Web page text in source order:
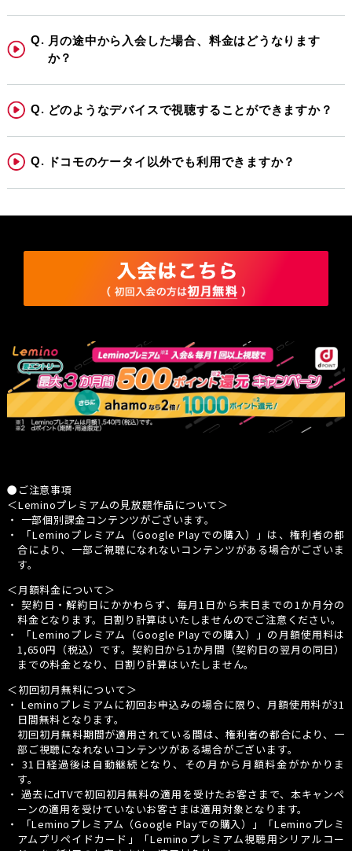
月の途中から入会した場合、料金はどうなります
か？
どのようなデバイスで視聴することができますか？
ドコモのケータイ以外でも利用できますか？
●ご注意事項
＜Leminoプレミアムの見放題作品について＞
・ 一部個別課金コンテンツがございます。
・
「Leminoプレミアム（Google Playでの購入）」 は、権利者の都
合により、一部ご視聴になれないコンテンツがある場合がございま
す。
＜月額料金について＞
・ 契約日・解約日にかかわらず、毎月1日から末日までの1か月分の
料金となります。日割り計算はいたしませんのでご注意ください。
・
「Leminoプレミアム（Google Playでの購入）」 の月額使用料は
1,650円（税込）です。契約日から1か月間（契約日の翌月の同日）
までの料金となり、日割り計算はいたしません。
＜初回初月無料について＞
・ Leminoプレミアムに初回お申込みの場合に限り、月額使用料が31
日間無料となります。
初回初月無料期間が適用されている間は、権利者の都合により、一
部ご視聴になれないコンテンツがある場合がございます。
・ 31日経過後は自動継続となり、その月から月額料金がかかりま
す。
・ 過去にdTVで初回初月無料の適用を受けたお客さまで、本キャンペ
ーンの適用を受けていないお客さまは適用対象となります。
・
「Leminoプレミアム（Google Playでの購入）」
「Leminoプレミ
アムプリペイドカード」「Leminoプレミアム視聴用シリアルコー